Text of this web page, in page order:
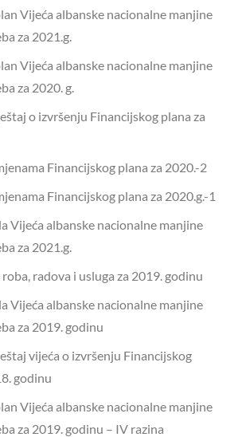
Vijeća albanske nacionalne manjine
za 2021.g.
Vijeća albanske nacionalne manjine
za 2020. g.
o izvršenju Financijskog plana za
Financijskog plana za 2020.-2
Financijskog plana za 2020.g.-1
Vijeća albanske nacionalne manjine
za 2021.g.
radova i usluga za 2019. godinu
Vijeća albanske nacionalne manjine
za 2019. godinu
vijeća o izvršenju Financijskog
godinu
Vijeća albanske nacionalne manjine
za 2019. godinu – IV razina